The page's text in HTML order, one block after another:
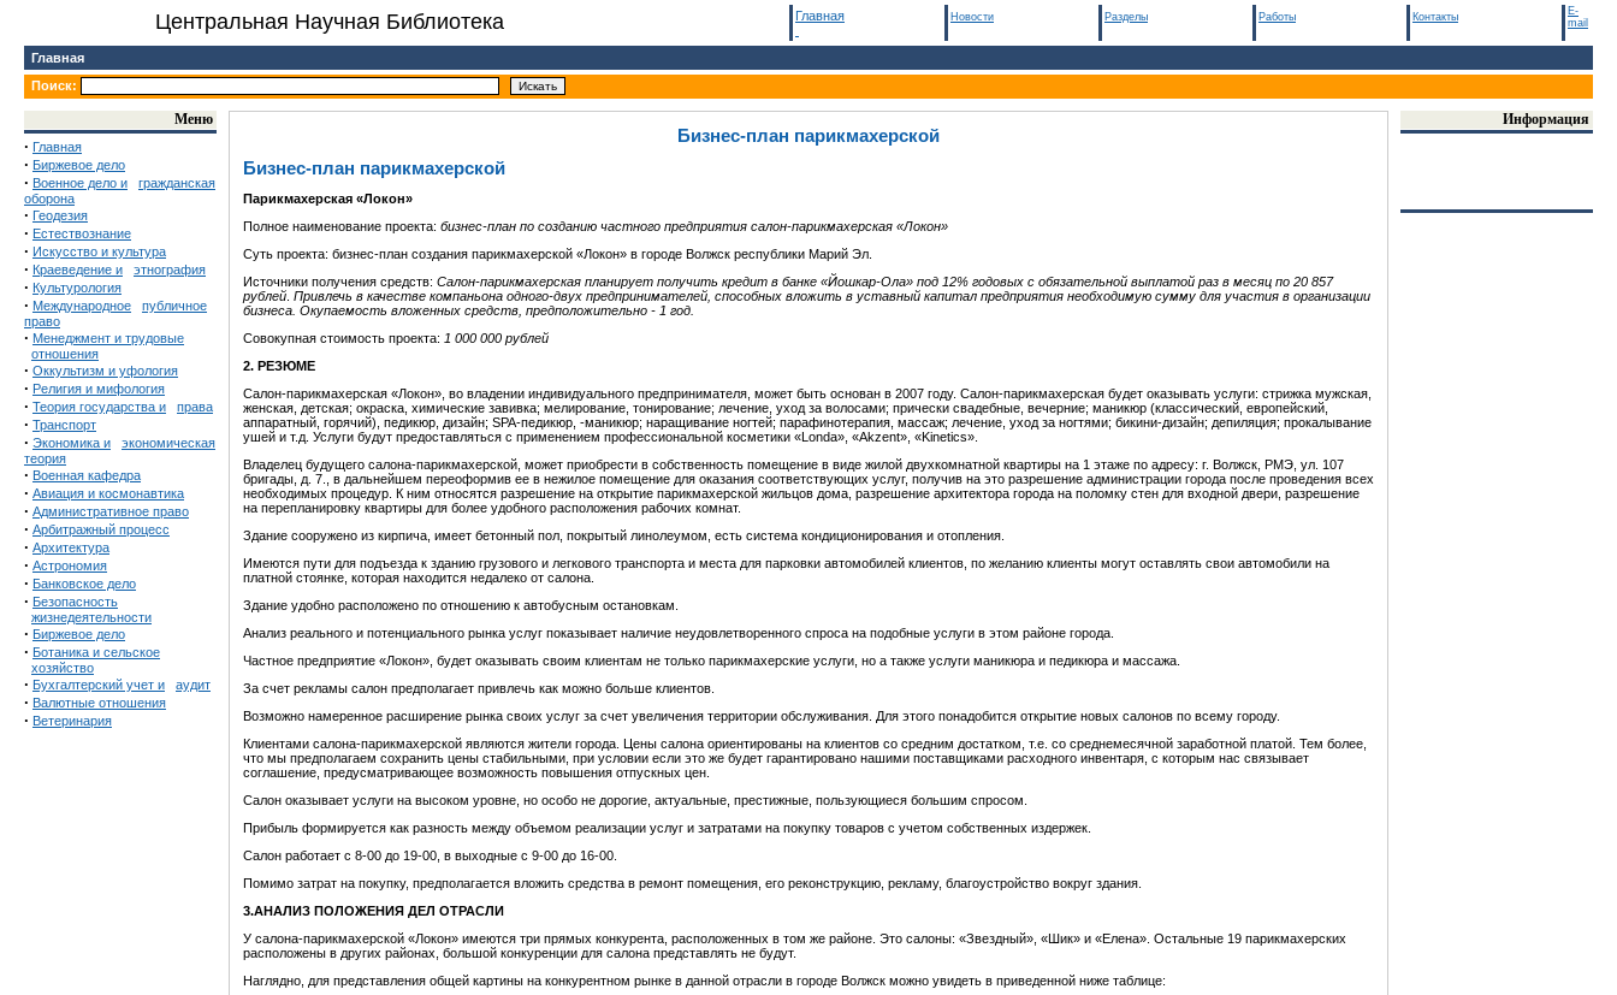
Центральная Научная Библиотека Главная Новости Разделы Работы Контакты
E-
mail
Главная
Поиск:
Меню
· Главная
· Биржевое дело
· Военное дело и
гражданская
оборона
· Геодезия
· Естествознание
· Искусство и культура
· Краеведение и этнография
· Культурология
· Международное
публичное
право
· Менеджмент и трудовые
отношения
· Оккультизм и уфология
· Религия и мифология
· Теория государства и права
· Транспорт
· Экономика и
экономическая
теория
· Военная кафедра
· Авиация и космонавтика
· Административное право
· Арбитражный процесс
· Архитектура
· Астрономия
· Банковское дело
· Безопасность
жизнедеятельности
· Биржевое дело
· Ботаника и сельское
хозяйство
· Бухгалтерский учет и аудит
· Валютные отношения
· Ветеринария
Бизнес-план парикмахерской
Бизнес-план парикмахерской
Парикмахерская «Локон»
Полное наименование проекта: бизнес-план по созданию частного предприятия салон-парикмахерская «Локон»
Суть проекта: бизнес-план создания парикмахерской «Локон» в городе Волжск республики Марий Эл.
Источники получения средств: Салон-парикмахерская планирует получить кредит в банке «Йошкар-Ола» под 12% годовых с обязательной выплатой раз в месяц по 20 857
рублей Привлечь в качестве компаньона одного-двух предпринимателей, способных вложить в уставный капитал предприятия необходимую сумму для участия в организации
бизнеса. Окупаемость вложенных средств, предположительно - 1 год.
Совокупная стоимость проекта: 1 000 000 рублей
2. РЕЗЮМЕ
Салон-парикмахерская «Локон», во владении индивидуального предпринимателя, может быть основан в 2007 году. Салон-парикмахерская будет оказывать услуги: стрижка мужская,
женская, детская; окраска, химические завивка; мелирование, тонирование; лечение, уход за волосами; прически свадебные, вечерние; маникюр (классический, европейский,
аппаратный, горячий), педикюр, дизайн; SPA-педикюр, -маникюр; наращивание ногтей; парафинотерапия, массаж; лечение, уход за ногтями; бикини-дизайн; депиляция; прокалывание
ушей и т.д. Услуги будут предоставляться с применением профессиональной косметики «Londa», «Akzent», «Kinetics».
Владелец будущего салона-парикмахерской, может приобрести в собственность помещение в виде жилой двухкомнатной квартиры на 1 этаже по адресу: г. Волжск, РМЭ, ул. 107
бригады, д. 7., в дальнейшем переоформив ее в нежилое помещение для оказания соответствующих услуг, получив на это разрешение администрации города после проведения всех
необходимых процедур. К ним относятся разрешение на открытие парикмахерской жильцов дома, разрешение архитектора города на поломку стен для входной двери, разрешение
на перепланировку квартиры для более удобного расположения рабочих комнат.
Здание сооружено из кирпича, имеет бетонный пол, покрытый линолеумом, есть система кондиционирования и отопления.
Имеются пути для подъезда к зданию грузового и легкового транспорта и места для парковки автомобилей клиентов, по желанию клиенты могут оставлять свои автомобили на
платной стоянке, которая находится недалеко от салона.
Здание удобно расположено по отношению к автобусным остановкам.
Анализ реального и потенциального рынка услуг показывает наличие неудовлетворенного спроса на подобные услуги в этом районе города.
Частное предприятие «Локон», будет оказывать своим клиентам не только парикмахерские услуги, но а также услуги маникюра и педикюра и массажа.
За счет рекламы салон предполагает привлечь как можно больше клиентов.
Возможно намеренное расширение рынка своих услуг за счет увеличения территории обслуживания. Для этого понадобится открытие новых салонов по всему городу.
Клиентами салона-парикмахерской являются жители города. Цены салона ориентированы на клиентов со средним достатком, т.е. со среднемесячной заработной платой. Тем более,
что мы предполагаем сохранить цены стабильными, при условии если это же будет гарантировано нашими поставщиками расходного инвентаря, с которым нас связывает
соглашение, предусматривающее возможность повышения отпускных цен.
Салон оказывает услуги на высоком уровне, но особо не дорогие, актуальные, престижные, пользующиеся большим спросом.
Прибыль формируется как разность между объемом реализации услуг и затратами на покупку товаров с учетом собственных издержек.
Салон работает с 8-00 до 19-00, в выходные с 9-00 до 16-00.
Помимо затрат на покупку, предполагается вложить средства в ремонт помещения, его реконструкцию, рекламу, благоустройство вокруг здания.
3.АНАЛИЗ ПОЛОЖЕНИЯ ДЕЛ ОТРАСЛИ
У салона-парикмахерской «Локон» имеются три прямых конкурента, расположенных в том же районе. Это салоны: «Звездный», «Шик» и «Елена». Остальные 19 парикмахерских
расположены в других районах, большой конкуренции для салона представлять не будут.
Наглядно, для представления общей картины на конкурентном рынке в данной отрасли в городе Волжск можно увидеть в приведенной ниже таблице:
Информация